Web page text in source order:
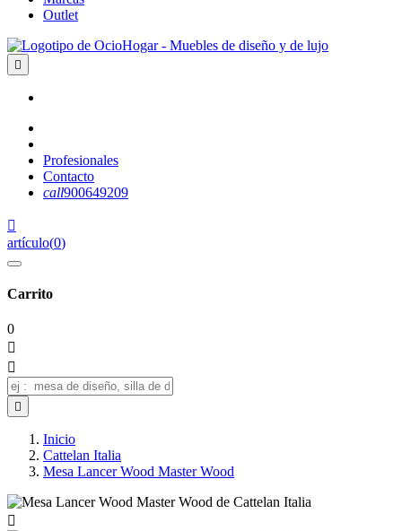
Outlet

Profesionales
Contacto
call900649209

artículo(0)
Carrito
0



Inicio
Cattelan Italia
Mesa Lancer Wood Master Wood
